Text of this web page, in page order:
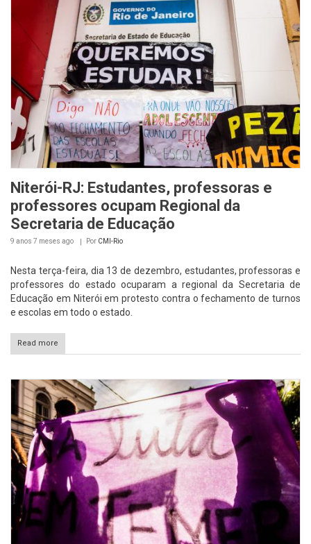
Niterói-RJ: Estudantes, professoras e
professores ocupam Regional da
Secretaria de Educação
9 anos 7 meses ago Por CMI-Rio
Nesta terça-feira, dia 13 de dezembro, estudantes, professoras e
professores do estado ocuparam a regional da Secretaria de
Educação em Niterói em protesto contra o fechamento de turnos
e escolas em todo o estado.
Read more